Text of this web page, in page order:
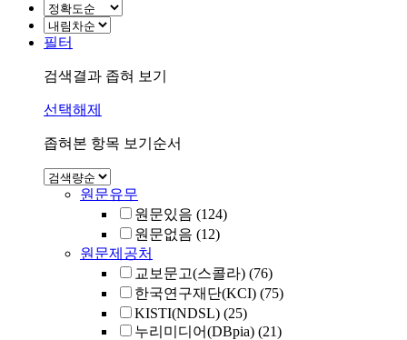
필터
검색결과 좁혀 보기
선택해제
좁혀본 항목 보기순서
원문유무
원문있음 (124)
원문없음 (12)
원문제공처
교보문고(스콜라) (76)
한국연구재단(KCI) (75)
KISTI(NDSL) (25)
누리미디어(DBpia) (21)